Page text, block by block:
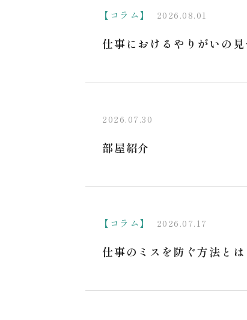
【コラム】 2026.08.01
仕事におけるやりがいの
2026.07.30
部屋紹介
【コラム】 2026.07.17
仕事のミスを防ぐ方法とは